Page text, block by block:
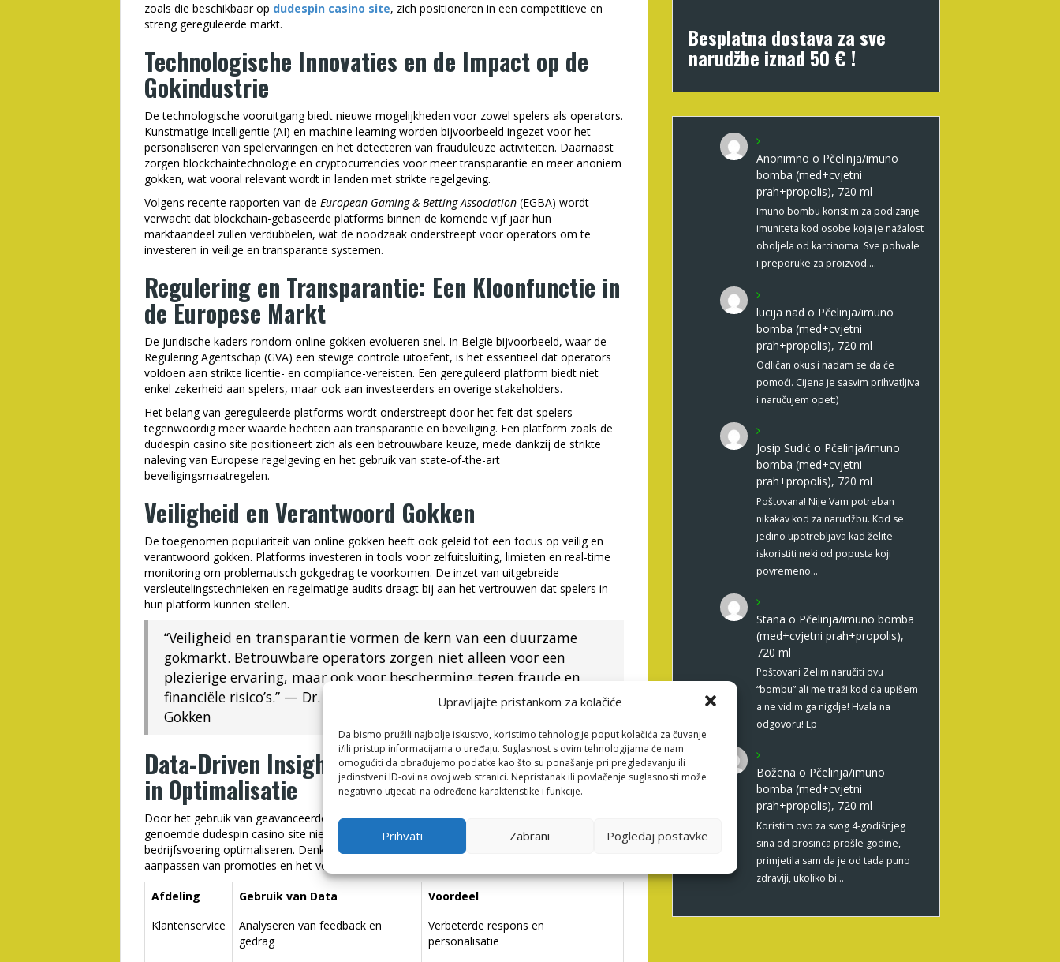
Upravljajte pristankom za kolačiće
Da bismo pružili najbolje iskustvo, koristimo tehnologije poput kolačića za čuvanje
i/ili pristup informacijama o uređaju. Suglasnost s ovim tehnologijama će nam
omogućiti da obrađujemo podatke kao što su ponašanje pri pregledavanju ili
jedinstveni ID-ovi na ovoj web stranici. Nepristanak ili povlačenje suglasnosti može
negativno utjecati na određene karakteristike i funkcije.
Prihvati Zabrani Pogledaj postavke
zoals die beschikbaar op dudespin casino site, zich positioneren in een competitieve en
streng gereguleerde markt.
Technologische Innovaties en de Impact op de
Gokindustrie
De technologische vooruitgang biedt nieuwe mogelijkheden voor zowel spelers als operators.
Kunstmatige intelligentie (AI) en machine learning worden bijvoorbeeld ingezet voor het
personaliseren van spelervaringen en het detecteren van frauduleuze activiteiten. Daarnaast
zorgen blockchaintechnologie en cryptocurrencies voor meer transparantie en meer anoniem
gokken, wat vooral relevant wordt in landen met strikte regelgeving.
Volgens recente rapporten van de European Gaming & Betting Association (EGBA) wordt
verwacht dat blockchain-gebaseerde platforms binnen de komende vijf jaar hun
marktaandeel zullen verdubbelen, wat de noodzaak onderstreept voor operators om te
investeren in veilige en transparante systemen.
Regulering en Transparantie: Een Kloonfunctie in
de Europese Markt
De juridische kaders rondom online gokken evolueren snel. In België bijvoorbeeld, waar de
Regulering Agentschap (GVA) een stevige controle uitoefent, is het essentieel dat operators
voldoen aan strikte licentie- en compliance-vereisten. Een gereguleerd platform biedt niet
enkel zekerheid aan spelers, maar ook aan investeerders en overige stakeholders.
Het belang van gereguleerde platforms wordt onderstreept door het feit dat spelers
tegenwoordig meer waarde hechten aan transparantie en beveiliging. Een platform zoals de
dudespin casino site positioneert zich als een betrouwbare keuze, mede dankzij de strikte
naleving van Europese regelgeving en het gebruik van state-of-the-art
beveiligingsmaatregelen.
Veiligheid en Verantwoord Gokken
De toegenomen populariteit van online gokken heeft ook geleid tot een focus op veilig en
verantwoord gokken. Platforms investeren in tools voor zelfuitsluiting, limieten en real-time
monitoring om problematisch gokgedrag te voorkomen. De inzet van uitgebreide
versleutelingstechnieken en regelmatige audits draagt bij aan het vertrouwen dat spelers in
hun platform kunnen stellen.
“Veiligheid en transparantie vormen de kern van een duurzame
gokmarkt. Betrouwbare operators zorgen niet alleen voor een
plezierige ervaring, maar ook voor bescherming tegen fraude en
financiële risico’s.” — Dr. Eva Janssen, Sectoranalist voor Online
Gokken
Data-Driven Insights: Het Belang van Analytics
in Optimalisatie
Door het gebruik van geavanceerde data-analyse kunnen operators zoals die achter de
genoemde dudespin casino site niet alleen de gebruikerservaring verbeteren, maar ook de
bedrijfsvoering optimaliseren. Denk hierbij aan het identificeren van markttrends, het
aanpassen van promoties en het verhogen van de spelerbetrokkenheid.
Afdeling Gebruik van Data
Voordeel
Klantenservice
Analyseren van feedback en
gedrag
Verbeterde respons en
personalisatie
Besplatna dostava za sve
narudžbe iznad 50 € !
Anonimno o Pčelinja/imuno
bomba (med+cvjetni
prah+propolis), 720 ml
Imuno bombu koristim za podizanje
imuniteta kod osobe koja je nažalost
oboljela od karcinoma. Sve pohvale
i preporuke za proizvod.…
lucija nad o Pčelinja/imuno
bomba (med+cvjetni
prah+propolis), 720 ml
Odličan okus i nadam se da će
pomoći. Cijena je sasvim prihvatljiva
i naručujem opet:)
Josip Sudić o Pčelinja/imuno
bomba (med+cvjetni
prah+propolis), 720 ml
Poštovana! Nije Vam potreban
nikakav kod za narudžbu. Kod se
jedino upotrebljava kad želite
iskoristiti neki od popusta koji
povremeno…
Stana o Pčelinja/imuno bomba
(med+cvjetni prah+propolis),
720 ml
Poštovani Zelim naručiti ovu
“bombu” ali me traži kod da upišem
a ne vidim ga nigdje! Hvala na
odgovoru! Lp
Božena o Pčelinja/imuno
bomba (med+cvjetni
prah+propolis), 720 ml
Koristim ovo za svog 4-godišnjeg
sina od prosinca prošle godine,
primjetila sam da je od tada puno
zdraviji, ukoliko bi…